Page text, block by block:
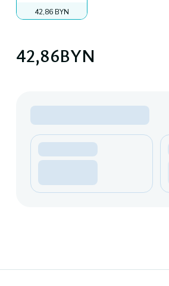
42,86 BYN
42,86BYN